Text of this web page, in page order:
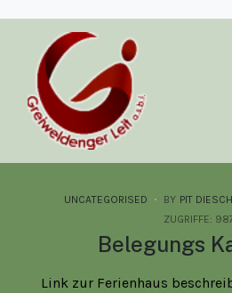
UNCATEGORISED BY PIT
ZUGRIFFE:
Belegungs
Link zur Ferienhaus